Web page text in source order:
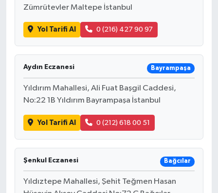
Zümrütevler Maltepe İstanbul
Yol Tarifi Al 0 (216) 427 90 97
Aydın Eczanesi Bayrampaşa
Yıldırım Mahallesi, Ali Fuat Başgil Caddesi,
No:22 1B Yıldırım Bayrampaşa İstanbul
Yol Tarifi Al 0 (212) 618 00 51
Şenkul Eczanesi Bağcılar
Yıldıztepe Mahallesi, Şehit Teğmen Hasan